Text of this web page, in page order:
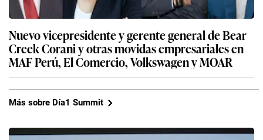
Nuevo vicepresidente y gerente general de Bear
Creek Corani y otras movidas empresariales en
MAF Perú, El Comercio, Volkswagen y MOAR
Más sobre Día1 Summit